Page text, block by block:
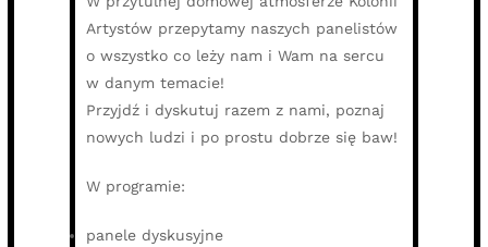
Artystów przepytamy naszych panelistów
o wszystko co leży nam i Wam na sercu
w danym temacie!
Przyjdź i dyskutuj razem z nami, poznaj
nowych ludzi i po prostu dobrze się baw!
W programie:
panele dyskusyjne